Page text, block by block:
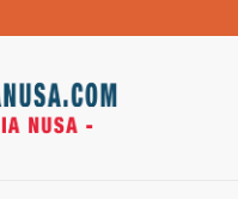
Air Bersih untuk Ratusan